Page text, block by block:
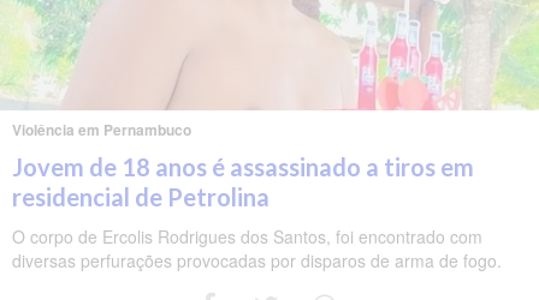
Violência em Pernambuco
Jovem de 18 anos é assassinado a tiros em
residencial de Petrolina
O corpo de Ercolis Rodrigues dos Santos, foi encontrado com
diversas perfurações provocadas por disparos de arma de fogo.